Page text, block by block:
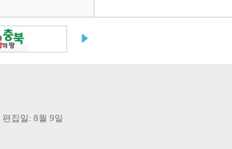
집일: 8월 9일